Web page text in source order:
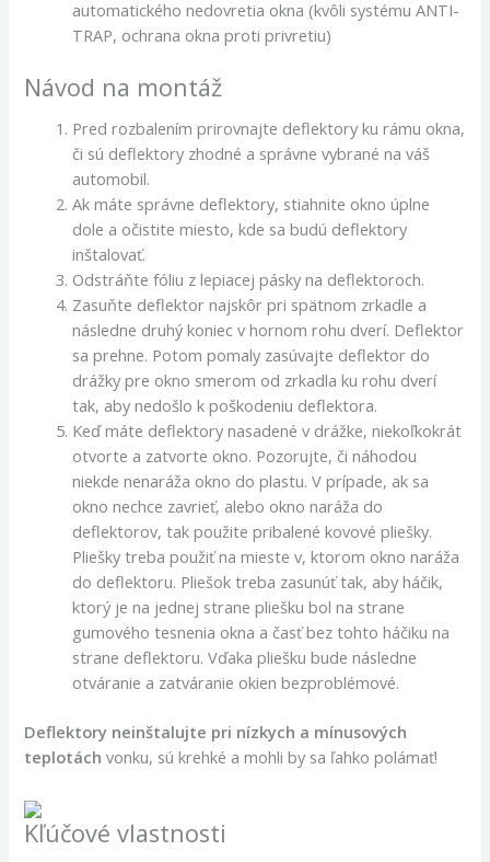
automatického nedovretia okna (kvôli systému ANTI-
TRAP, ochrana okna proti privretiu)
Návod na montáž
Pred rozbalením prirovnajte deflektory ku rámu okna,
či sú deflektory zhodné a správne vybrané na váš
automobil.
Ak máte správne deflektory, stiahnite okno úplne
dole a očistite miesto, kde sa budú deflektory
inštalovať.
Odstráňte fóliu z lepiacej pásky na deflektoroch.
Zasuňte deflektor najskôr pri spätnom zrkadle a
následne druhý koniec v hornom rohu dverí. Deflektor
sa prehne. Potom pomaly zasúvajte deflektor do
drážky pre okno smerom od zrkadla ku rohu dverí
tak, aby nedošlo k poškodeniu deflektora.
Keď máte deflektory nasadené v drážke, niekoľkokrát
otvorte a zatvorte okno. Pozorujte, či náhodou
niekde nenaráža okno do plastu. V prípade, ak sa
okno nechce zavrieť, alebo okno naráža do
deflektorov, tak použite pribalené kovové pliešky.
Pliešky treba použiť na mieste v, ktorom okno naráža
do deflektoru. Pliešok treba zasunúť tak, aby háčik,
ktorý je na jednej strane pliešku bol na strane
gumového tesnenia okna a časť bez tohto háčiku na
strane deflektoru. Vďaka pliešku bude následne
otváranie a zatváranie okien bezproblémové.
Deflektory neinštalujte pri nízkych a mínusových
teplotách vonku, sú krehké a mohli by sa ľahko polámať!
Kľúčové vlastnosti